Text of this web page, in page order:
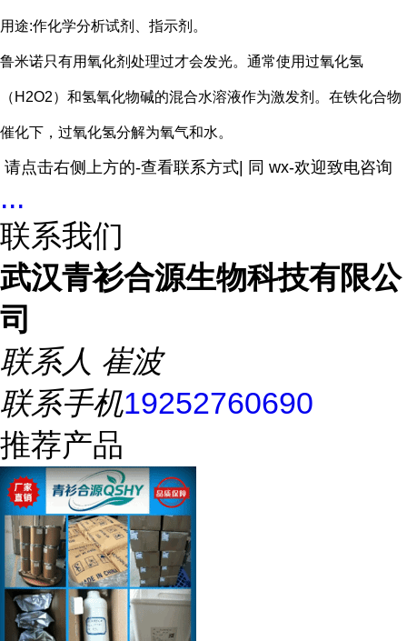
用途:作化学分析试剂、指示剂。
鲁米诺只有用氧化剂处理过才会发光。通常使用过氧化氢
（H2O2）和氢氧化物碱的混合水溶液作为激发剂。在铁化合物
催化下，过氧化氢分解为氧气和水。
请点击右侧上方的-查看联系方式| 同 wx-欢迎致电咨询
...
联系我们
武汉青衫合源生物科技有限公
司
联系人 崔波
联系手机19252760690
推荐产品